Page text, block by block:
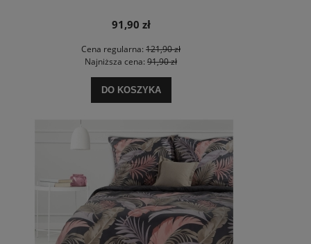
91,90 zł
Cena regularna: 121,90 zł
Najniższa cena: 91,90 zł
DO KOSZYKA